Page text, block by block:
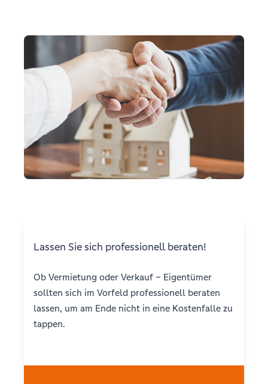
Lassen Sie sich professionell beraten!
Ob Vermietung oder Verkauf – Eigentümer
sollten sich im Vorfeld professionell beraten
lassen, um am Ende nicht in eine Kostenfalle zu
tappen.